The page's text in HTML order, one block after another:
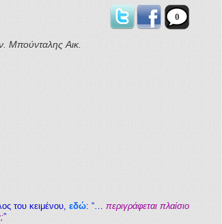
Μπούνταλης Αικ.
0
του κειμένου, εδώ: “… περιγράφεται πλαίσιο
”